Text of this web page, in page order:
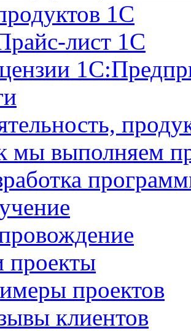
1С
лист 1С
мы выполняем
проектов
клиентов